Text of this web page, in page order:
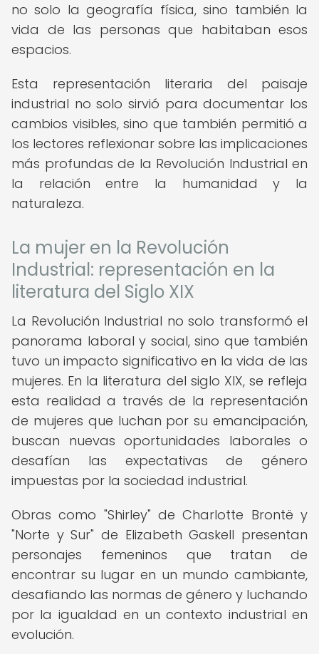
no solo la geografía física, sino también la
vida de las personas que habitaban esos
espacios.
Esta representación literaria del paisaje
industrial no solo sirvió para documentar los
cambios visibles, sino que también permitió a
los lectores reflexionar sobre las implicaciones
más profundas de la Revolución Industrial en
la relación entre la humanidad y la
naturaleza.
La mujer en la Revolución
Industrial: representación en la
literatura del Siglo XIX
La Revolución Industrial no solo transformó el
panorama laboral y social, sino que también
tuvo un impacto significativo en la vida de las
mujeres. En la literatura del siglo XIX, se refleja
esta realidad a través de la representación
de mujeres que luchan por su emancipación,
buscan nuevas oportunidades laborales o
desafían las expectativas de género
impuestas por la sociedad industrial.
Obras como "Shirley" de Charlotte Brontë y
"Norte y Sur" de Elizabeth Gaskell presentan
personajes femeninos que tratan de
encontrar su lugar en un mundo cambiante,
desafiando las normas de género y luchando
por la igualdad en un contexto industrial en
evolución.